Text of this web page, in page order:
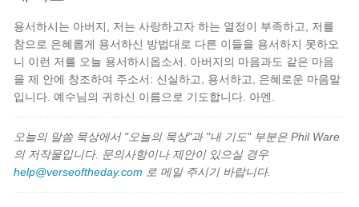
용서하시는 아버지, 저는 사랑하고자 하는 열정이 부족하고, 저를
참으로 은혜롭게 용서하신 방법대로 다른 이들을 용서하지 못하오
니 이런 저를 오늘 용서하시옵소서. 아버지의 마음과도 같은 마음
을 제 안에 창조하여 주소서: 신실하고, 용서하고, 은혜로운 마음말
입니다. 예수님의 귀하신 이름으로 기도합니다. 아멘.
오늘의 말씀 묵상에서 "오늘의 묵상"과 "내 기도" 부분은 Phil Ware
의 저작물입니다. 문의사항이나 제안이 있으실 경우
help@verseoftheday.com 로 메일 주시기 바랍니다.